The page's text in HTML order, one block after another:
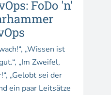
FoDo 'n'
„Wissen ist
„Im Zweifel,
„Gelobt sei der
ein paar Leitsätze